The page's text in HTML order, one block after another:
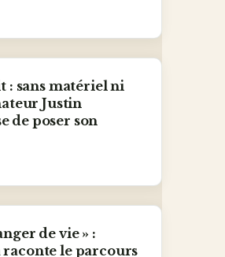
: sans matériel ni
Justin
de poser son
de vie » :
le parcours